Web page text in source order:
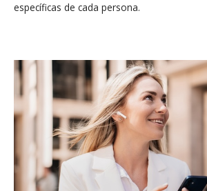
específicas de cada persona.